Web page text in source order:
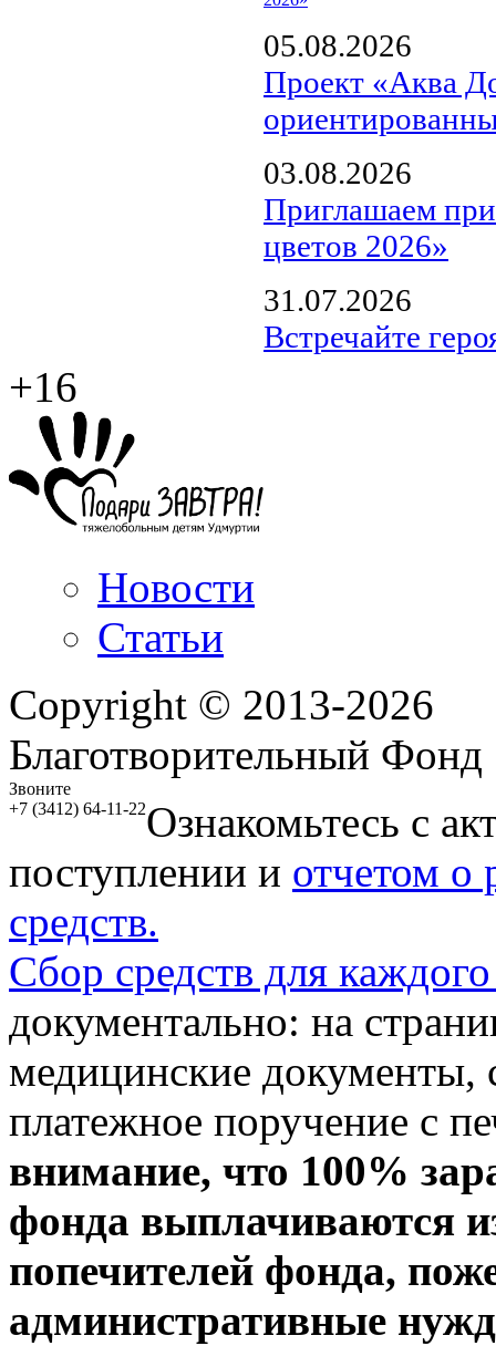
05.08.2026
Проект «Аква
03.08.2026
Приглашаем
цветов 2026»
31.07.2026
Встречайте
+16
Новости
Статьи
Copyright © 2013-2026
Благотворительный
Звоните
+7 (3412) 64-11-22Ознакомьтесь с
поступлении и отчетом о
средств.
Сбор средств для
документально: на
медицинские документы,
платежное поручение с
внимание, что 100%
фонда выплачиваются
попечителей фонда,
административные